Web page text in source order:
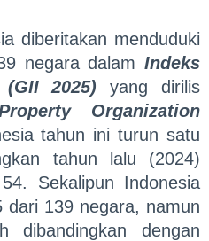
diberitakan menduduki
negara dalam Indeks
2025) yang dirilis
Organization
tahun ini turun satu
tahun lalu (2024)
Sekalipun Indonesia
dari 139 negara, namun
dibandingkan dengan